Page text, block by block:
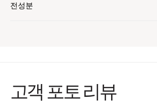
전성분
고객 포토 리뷰